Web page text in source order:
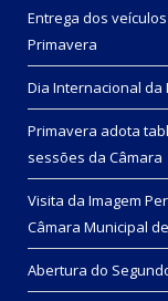
Entrega dos
Primavera
Dia Internacional da
Primavera adota
sessões da Câmara
Visita da Imagem
Câmara Municipal
Abertura do